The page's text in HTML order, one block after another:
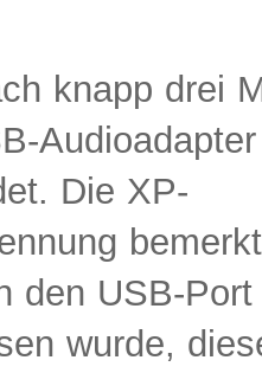
knapp drei
Audioadapter
Die XP-
den USB-Port
wurde,